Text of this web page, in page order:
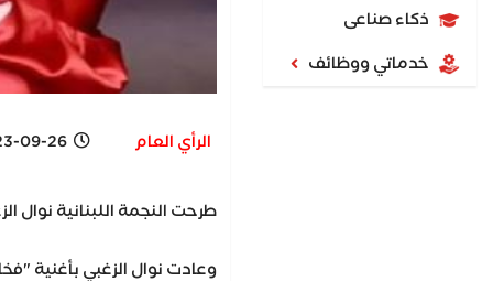
ذكاء صناعى
خدماتي ووظائف
الرأي العام 26 9:12 PM
طرحت النجمة اللبنانية نوال
وعادت نوال الزغبي بأغنية